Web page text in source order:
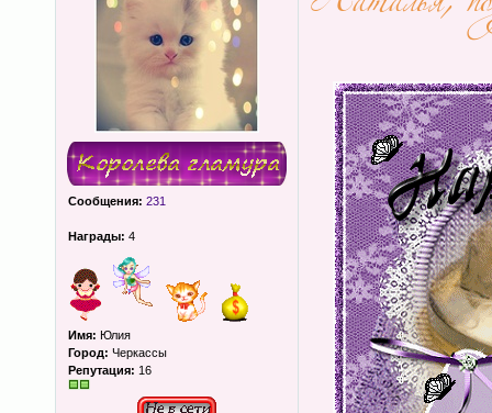
Сообщения: 231
Награды: 4
Имя: Юлия
Город: Черкассы
Репутация: 16